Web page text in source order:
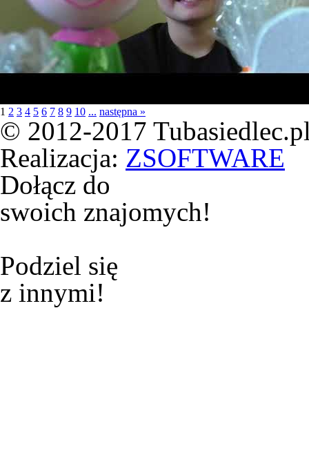
1 2 3 4 5 6 7 8 9 10 ... następna »
© 2012-2017
Realizacja: ZSOFTWARE
Dołącz do
swoich znajomych!
Podziel się
z innymi!